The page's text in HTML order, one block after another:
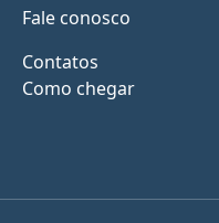
Fale conosco
Contatos
Como chegar